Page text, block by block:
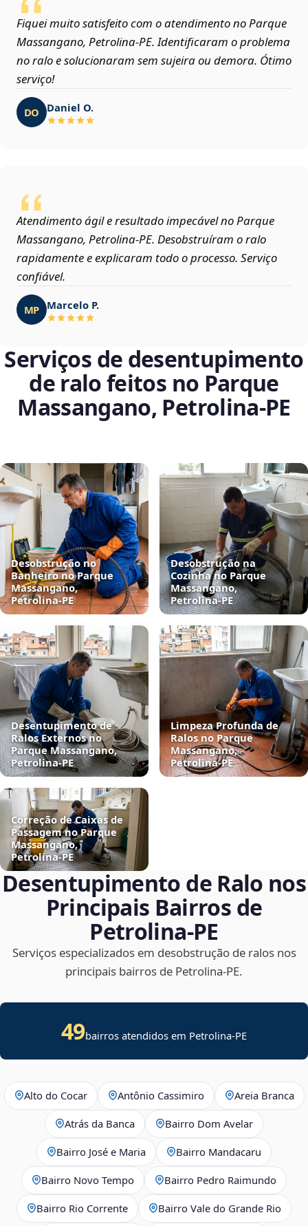
Fiquei muito satisfeito com o atendimento no Parque
Massangano, Petrolina‑PE. Identificaram o problema
no ralo e solucionaram sem sujeira ou demora. Ótimo
serviço!
DO Daniel O.
Atendimento ágil e resultado impecável no Parque
Massangano, Petrolina‑PE. Desobstruíram o ralo
rapidamente e explicaram todo o processo. Serviço
confiável.
MP Marcelo P.
Serviços de desentupimento
de ralo feitos no Parque
Massangano, Petrolina‑PE
Desobstrução no
Banheiro no Parque
Massangano,
Petrolina‑PE
Desobstrução na
Cozinha no Parque
Massangano,
Petrolina‑PE
Desentupimento de
Ralos Externos no
Parque Massangano,
Petrolina‑PE
Limpeza Profunda de
Ralos no Parque
Massangano,
Petrolina‑PE
Correção de Caixas de
Passagem no Parque
Massangano,
Petrolina‑PE
Desentupimento de Ralo nos
Principais Bairros de
Petrolina‑PE
Serviços especializados em desobstrução de ralos nos
principais bairros de Petrolina‑PE.
49bairros atendidos em Petrolina-PE
Alto do Cocar Antônio Cassimiro Areia Branca
Atrás da Banca Bairro Dom Avelar
Bairro José e Maria Bairro Mandacaru
Bairro Novo Tempo Bairro Pedro Raimundo
Bairro Rio Corrente Bairro Vale do Grande Rio